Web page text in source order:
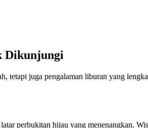
Dikunjungi
tetapi juga pengalaman liburan yang
perbukitan hijau yang menenangkan.